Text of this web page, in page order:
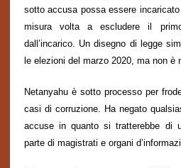
sotto accusa possa essere
misura volta a escludere il
dall’incarico. Un disegno di legge
le elezioni del marzo 2020, ma non è
Netanyahu è sotto processo per
casi di corruzione. Ha negato
accuse in quanto si tratterebbe di
parte di magistrati e organi